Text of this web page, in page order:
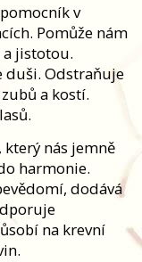
v
Pomůže nám
jistotou.
duši. Odstraňuje
a kostí.
nás jemně
harmonie.
dodává
na krevní